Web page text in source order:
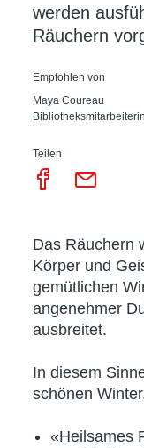
werden
Räuchern
Empfohlen von
Maya Coureau
Teilen
Das Räuchern
Körper und
gemütlichen
angenehmer
ausbreitet.
In diesem
schönen
«Heilsames